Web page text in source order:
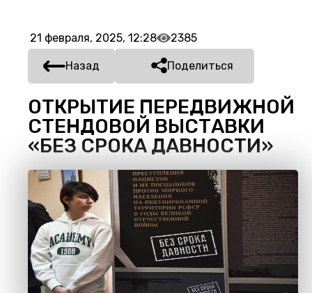
21 февраля, 2025, 12:28 2385
Назад Поделиться
ОТКРЫТИЕ ПЕРЕДВИЖНОЙ
СТЕНДОВОЙ ВЫСТАВКИ
«БЕЗ СРОКА ДАВНОСТИ»